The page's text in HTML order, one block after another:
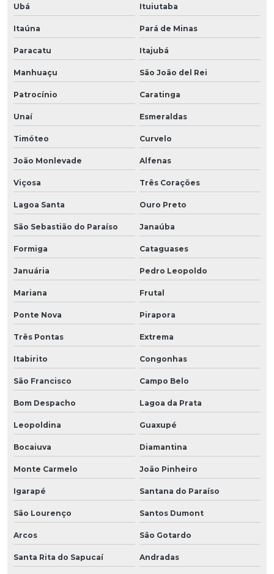
Ubá Ituiutaba
Itaúna Pará de Minas
Paracatu Itajubá
Manhuaçu São João del Rei
Patrocínio Caratinga
Unaí Esmeraldas
Timóteo Curvelo
João Monlevade Alfenas
Viçosa Três Corações
Lagoa Santa Ouro Preto
São Sebastião do Paraíso Janaúba
Formiga Cataguases
Januária Pedro Leopoldo
Mariana Frutal
Ponte Nova Pirapora
Três Pontas Extrema
Itabirito Congonhas
São Francisco Campo Belo
Bom Despacho Lagoa da Prata
Leopoldina Guaxupé
Bocaiuva Diamantina
Monte Carmelo João Pinheiro
Igarapé Santana do Paraíso
São Lourenço Santos Dumont
Arcos São Gotardo
Santa Rita do Sapucaí Andradas